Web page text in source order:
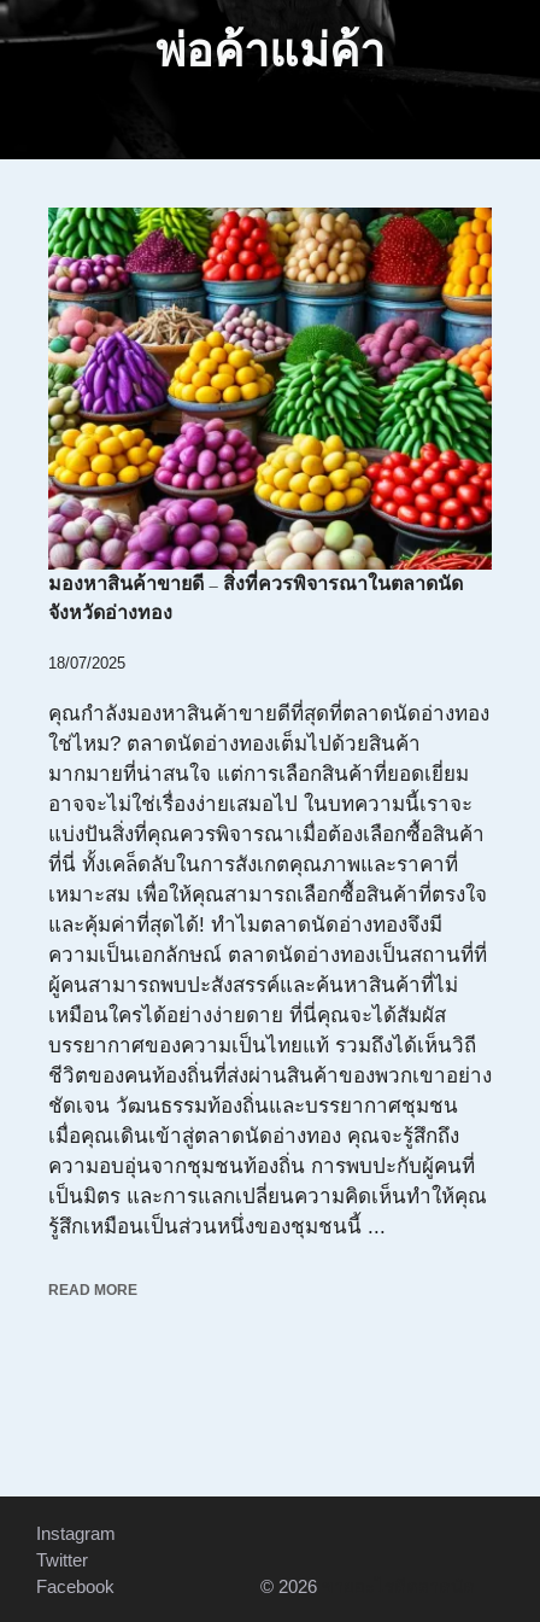
พ่อค้าแม่ค้า
มองหาสินค้าขายดี – สิ่งที่ควรพิจารณาในตลาดนัด
จังหวัดอ่างทอง
18/07/2025
คุณกำลังมองหาสินค้าขายดีที่สุดที่ตลาดนัดอ่างทอง
ใช่ไหม? ตลาดนัดอ่างทองเต็มไปด้วยสินค้า
มากมายที่น่าสนใจ แต่การเลือกสินค้าที่ยอดเยี่ยม
อาจจะไม่ใช่เรื่องง่ายเสมอไป ในบทความนี้เราจะ
แบ่งปันสิ่งที่คุณควรพิจารณาเมื่อต้องเลือกซื้อสินค้า
ที่นี่ ทั้งเคล็ดลับในการสังเกตคุณภาพและราคาที่
เหมาะสม เพื่อให้คุณสามารถเลือกซื้อสินค้าที่ตรงใจ
และคุ้มค่าที่สุดได้! ทำไมตลาดนัดอ่างทองจึงมี
ความเป็นเอกลักษณ์ ตลาดนัดอ่างทองเป็นสถานที่ที่
ผู้คนสามารถพบปะสังสรรค์และค้นหาสินค้าที่ไม่
เหมือนใครได้อย่างง่ายดาย ที่นี่คุณจะได้สัมผัส
บรรยากาศของความเป็นไทยแท้ รวมถึงได้เห็นวิถี
ชีวิตของคนท้องถิ่นที่ส่งผ่านสินค้าของพวกเขาอย่าง
ชัดเจน วัฒนธรรมท้องถิ่นและบรรยากาศชุมชน
เมื่อคุณเดินเข้าสู่ตลาดนัดอ่างทอง คุณจะรู้สึกถึง
ความอบอุ่นจากชุมชนท้องถิ่น การพบปะกับผู้คนที่
เป็นมิตร และการแลกเปลี่ยนความคิดเห็นทำให้คุณ
รู้สึกเหมือนเป็นส่วนหนึ่งของชุมชนนี้ ...
READ MORE
Instagram
Twitter
Facebook
© 2026